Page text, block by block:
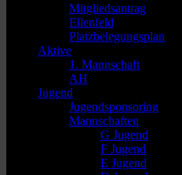
Mitgliedsantrag
Ellenfeld
Platzbelegungsplan
Aktive
1. Mannschaft
AH
Jugend
Jugendsponsoring
Mannschaften
G Jugend
F Jugend
E Jugend